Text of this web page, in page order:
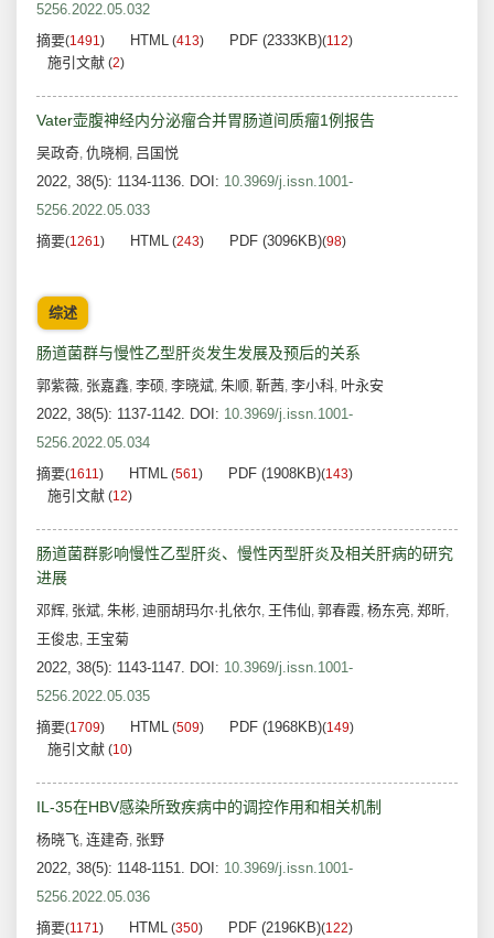
5256.2022.05.032
摘要(1491) HTML (413) PDF (2333KB)(112)
施引文献 (2)
Vater壶腹神经内分泌瘤合并胃肠道间质瘤1例报告
吴政奇, 仇晓桐, 吕国悦
2022, 38(5): 1134-1136. DOI: 10.3969/j.issn.1001-
5256.2022.05.033
摘要(1261) HTML (243) PDF (3096KB)(98)
综述
肠道菌群与慢性乙型肝炎发生发展及预后的关系
郭紫薇, 张嘉鑫, 李硕, 李晓斌, 朱顺, 靳茜, 李小科, 叶永安
2022, 38(5): 1137-1142. DOI: 10.3969/j.issn.1001-
5256.2022.05.034
摘要(1611) HTML (561) PDF (1908KB)(143)
施引文献 (12)
肠道菌群影响慢性乙型肝炎、慢性丙型肝炎及相关肝病的研究
进展
邓辉, 张斌, 朱彬, 迪丽胡玛尔·扎依尔, 王伟仙, 郭春霞, 杨东亮, 郑昕,
王俊忠, 王宝菊
2022, 38(5): 1143-1147. DOI: 10.3969/j.issn.1001-
5256.2022.05.035
摘要(1709) HTML (509) PDF (1968KB)(149)
施引文献 (10)
IL-35在HBV感染所致疾病中的调控作用和相关机制
杨晓飞, 连建奇, 张野
2022, 38(5): 1148-1151. DOI: 10.3969/j.issn.1001-
5256.2022.05.036
摘要(1171) HTML (350) PDF (2196KB)(122)